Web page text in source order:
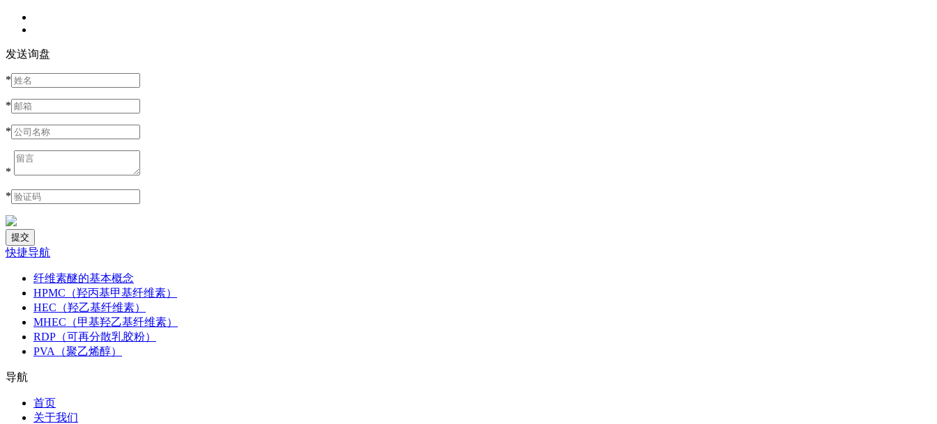
发送询盘
*
*
*
*
*
快捷导航
纤维素醚的基本概念
HPMC（羟丙基甲基纤维素）
HEC（羟乙基纤维素）
MHEC（甲基羟乙基纤维素）
RDP（可再分散乳胶粉）
PVA（聚乙烯醇）
导航
首页
关于我们